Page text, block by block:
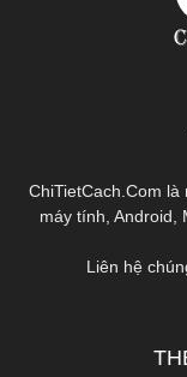
ChiTietCach.Com
máy tính, Android,
Liên hệ